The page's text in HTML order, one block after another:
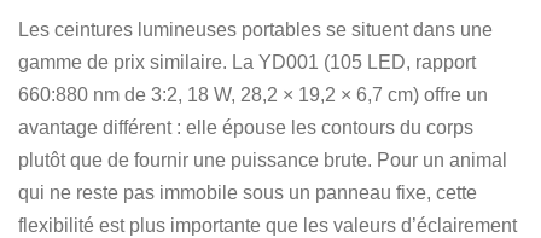
Les ceintures lumineuses portables se situent dans une
gamme de prix similaire. La YD001 (105 LED, rapport
660:880 nm de 3:2, 18 W, 28,2 × 19,2 × 6,7 cm) offre un
avantage différent : elle épouse les contours du corps
plutôt que de fournir une puissance brute. Pour un animal
qui ne reste pas immobile sous un panneau fixe, cette
flexibilité est plus importante que les valeurs d’éclairement